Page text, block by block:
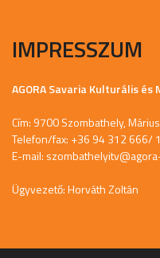
IMPRESSZUM
AGORA Savaria Kulturális
Cím: 9700 Szombathely,
Telefon/fax: +36 94 312 666/
E-mail:
Ügyvezető: Horváth Zoltán